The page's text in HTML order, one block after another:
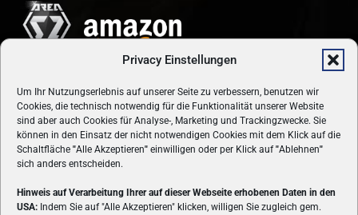
Privacy Einstellungen
Um Ihr Nutzungserlebnis auf unserer Seite zu verbessern, benutzen wir
Cookies, die technisch notwendig für die Funktionalität unserer Website
sind aber auch Cookies für Analyse-, Marketing und Trackingzwecke. Sie
können in den Einsatz der nicht notwendigen Cookies mit dem Klick auf die
Schaltfläche "Alle Akzeptieren" einwilligen oder per Klick auf"Ablehnen"
sich anders entscheiden.
Hinweis auf Verarbeitung Ihrer auf dieser Webseite erhobenen Daten in den
USA: Indem Sie auf "Alle Akzeptieren" klicken, willigen Sie zugleich gem.